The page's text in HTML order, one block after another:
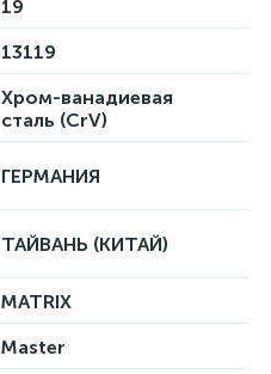
19
13119
Хром-ванадиевая
сталь (CrV)
ГЕРМАНИЯ
ТАЙВАНЬ (КИТАЙ)
MATRIX
Master